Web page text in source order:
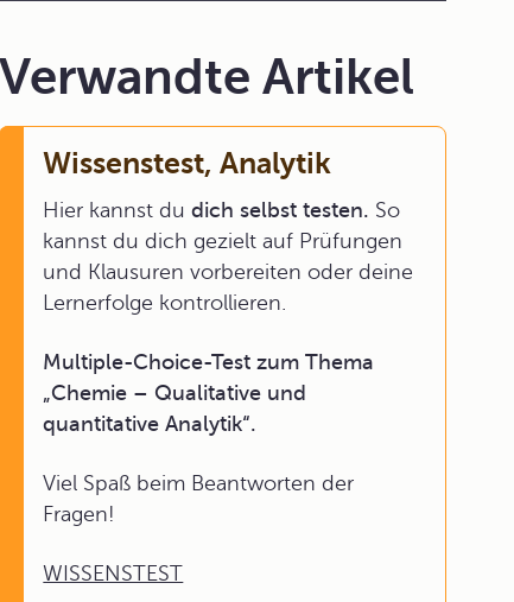
Verwandte Artikel
Wissenstest, Analytik
Hier kannst dudich selbst testen. So
kannst du dich gezielt auf Prüfungen
und Klausuren vorbereiten oder deine
Lernerfolge kontrollieren.
Multiple-Choice-Test zum Thema
„Chemie – Qualitative und
quantitative Analytik“.
Viel Spaß beim Beantworten der
Fragen!
WISSENSTEST